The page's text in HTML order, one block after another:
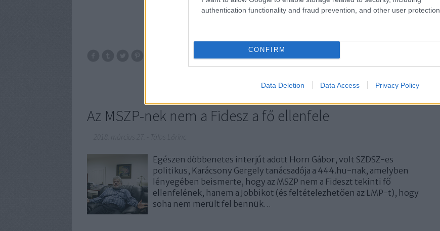
authentication functionality and fraud prevention, and other user protection.
CONFIRM
Data Deletion Data Access Privacy Policy
Az MSZP-nek nem a Fidesz a fő ellenfele
Egészen döbbenetes interjút adott Horn Gábor, volt SZDSZ-es
politikus, Karácsony Gergely tanácsadója a 444.hu-nak, amelyben
lényegében beismerte, hogy az MSZP nem a Fideszt tekinti fő
ellenfelének, hanem a Jobbikot (és feltételezhetően az LMP-t), hogy
soha nem merült fel bennük…